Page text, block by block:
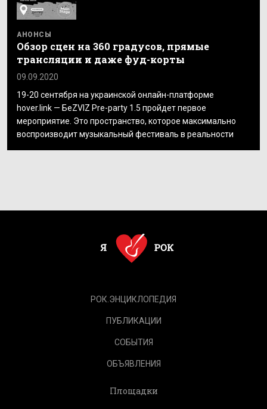
АНОНСЫ
Обзор сцен на 360 градусов, прямые
трансляции и даже фуд-корты
09.09.2020
19-20 сентября на украинской онлайн-платформе
hover.link — БеZVIZ Pre-party 1.5 пройдет первое
мероприятие. Это пространство, которое максимально
воспроизводит музыкальный фестиваль в реальности
РОК.ЭНЦИКЛОПЕДИЯ
ПУБЛИКАЦИИ
СОБЫТИЯ
ОБЪЯВЛЕНИЯ
Площадки